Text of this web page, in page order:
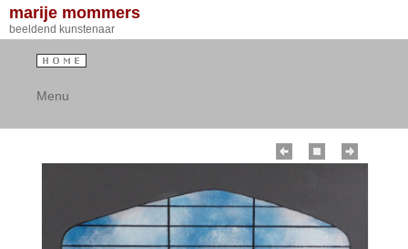
marije mommers
beeldend kunstenaar
Menu